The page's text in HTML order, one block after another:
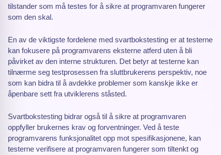
tilstander som må testes for å sikre at programvaren fungerer
som den skal.
En av de viktigste fordelene med svartbokstesting er at testerne
kan fokusere på programvarens eksterne atferd uten å bli
påvirket av den interne strukturen. Det betyr at testerne kan
tilnærme seg testprosessen fra sluttbrukerens perspektiv, noe
som kan bidra til å avdekke problemer som kanskje ikke er
åpenbare sett fra utviklerens ståsted.
Svartbokstesting bidrar også til å sikre at programvaren
oppfyller brukernes krav og forventninger. Ved å teste
programvarens funksjonalitet opp mot spesifikasjonene, kan
testerne verifisere at programvaren fungerer som tiltenkt og